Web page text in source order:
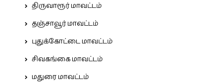
திருவாரூர் மாவட்டம்
தஞ்சாவூர் மாவட்டம்
புதுக்கோட்டை மாவட்டம்
சிவகங்கை மாவட்டம்
மதுரை மாவட்டம்